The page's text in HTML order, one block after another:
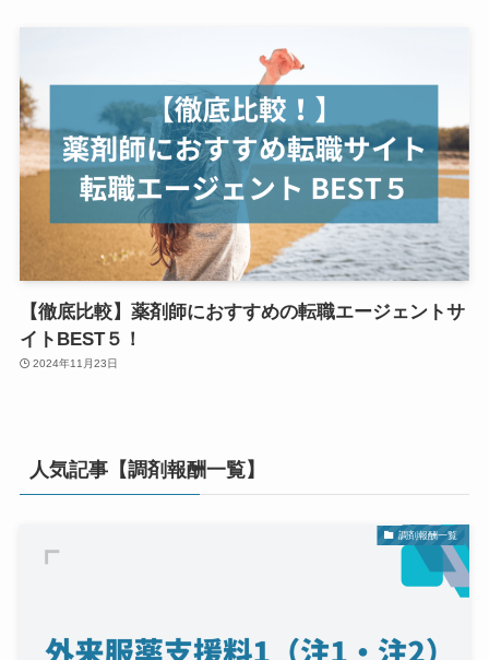
【徹底比較】薬剤師におすすめの転職エージェントサ
イトBEST５！
2024年11月23日
人気記事【調剤報酬一覧】
調剤報酬一覧